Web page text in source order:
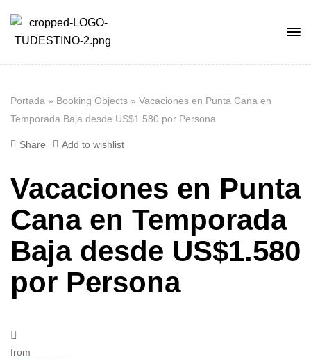
Portada » Booking Objects » Vacaciones en Punta Cana en
Temporada Baja desde US$1.580 por Persona
Share Add to wishlist
Vacaciones en Punta
Cana en Temporada
Baja desde US$1.580
por Persona
from